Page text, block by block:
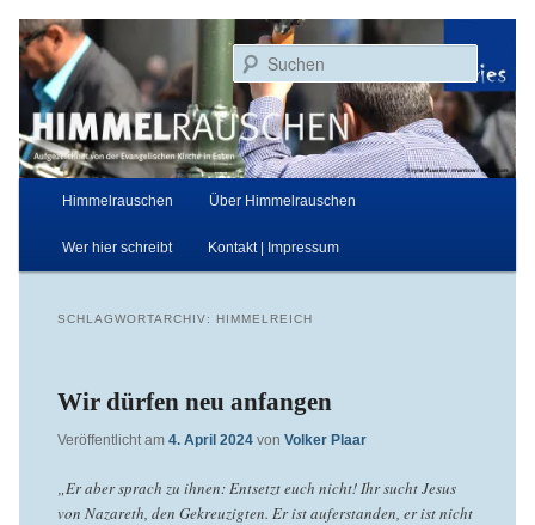
primären
Inhalt
springen
sekundären
Inhalt
springen
Himmelrauschen
Aufgezeichnet von der Evangelischen Kirche in Essen
Hauptmenü
Himmelrauschen Über Himmelrauschen
Wer hier schreibt Kontakt | Impressum
SCHLAGWORTARCHIV: HIMMELREICH
Wir dürfen neu anfangen
Veröffentlicht am 4. April 2024 von Volker Plaar
„Er aber sprach zu ihnen: Entsetzt euch nicht! Ihr sucht Jesus
von Nazareth, den Gekreuzigten. Er ist auferstanden, er ist nicht